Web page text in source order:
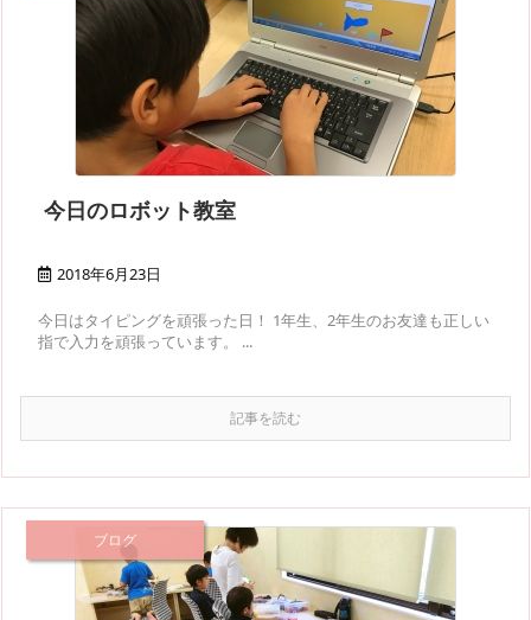
今日のロボット教室
2018年6月23日
今日はタイピングを頑張った日！ 1年生、2年生のお友達も正しい
指で入力を頑張っています。 ...
記事を読む
ブログ